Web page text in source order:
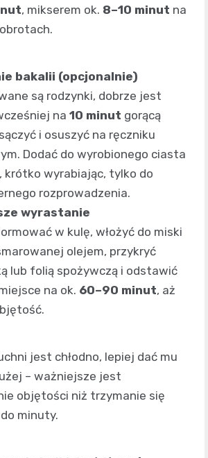
, mikserem ok. 8–10 minut na
bakalii (opcjonalnie)
są rodzynki, dobrze jest
na 10 minut gorącą
i osuszyć na ręczniku
Dodać do wyrobionego ciasta
krótko wyrabiając, tylko do
rozprowadzenia.
wyrastanie
w kulę, włożyć do miski
olejem, przykryć
lub folią spożywczą i odstawić
na ok. 60–90 minut, aż
jest chłodno, lepiej dać mu
– ważniejsze jest
objętości niż trzymanie się
minuty.